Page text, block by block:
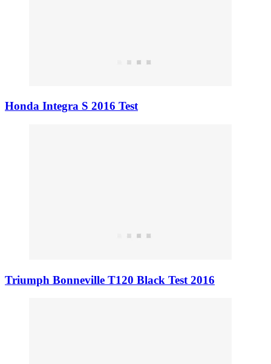
Honda Integra S 2016 Test
Triumph Bonneville T120 Black Test 2016